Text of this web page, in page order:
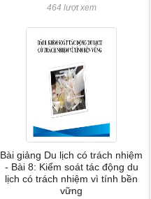
464 lượt xem
Bài giảng Du lịch có trách nhiệm
- Bài 8: Kiểm soát tác động du
lịch có trách nhiệm vì tính bền
vững